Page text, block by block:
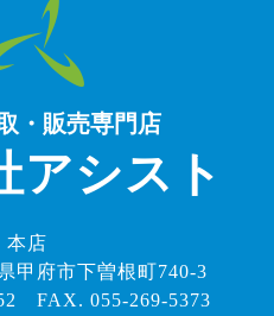
・販売専門店
アシスト
本店
甲府市下曽根町740-3
FAX. 055-269-5373